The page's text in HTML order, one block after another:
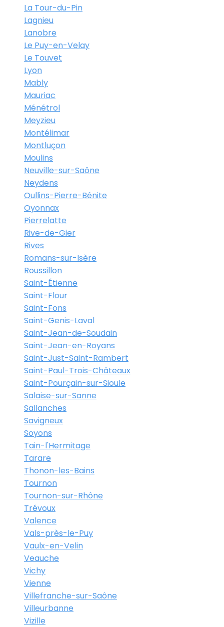
La Tour-du-Pin
Lagnieu
Lanobre
Le Puy-en-Velay
Le Touvet
Lyon
Mably
Mauriac
Ménétrol
Meyzieu
Montélimar
Montluçon
Moulins
Neuville-sur-Saône
Neydens
Oullins-Pierre-Bénite
Oyonnax
Pierrelatte
Rive-de-Gier
Rives
Romans-sur-Isère
Roussillon
Saint-Étienne
Saint-Flour
Saint-Fons
Saint-Genis-Laval
Saint-Jean-de-Soudain
Saint-Jean-en-Royans
Saint-Just-Saint-Rambert
Saint-Paul-Trois-Châteaux
Saint-Pourçain-sur-Sioule
Salaise-sur-Sanne
Sallanches
Savigneux
Soyons
Tain-l'Hermitage
Tarare
Thonon-les-Bains
Tournon
Tournon-sur-Rhône
Trévoux
Valence
Vals-près-le-Puy
Vaulx-en-Velin
Veauche
Vichy
Vienne
Villefranche-sur-Saône
Villeurbanne
Vizille